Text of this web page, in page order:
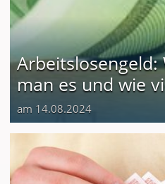
man es und wie
am 14.08.2024